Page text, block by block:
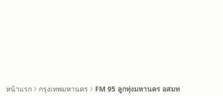
หน้าแรก กรุงเทพมหานคร FM 95 ลูกทุ่งมหานคร อสมท